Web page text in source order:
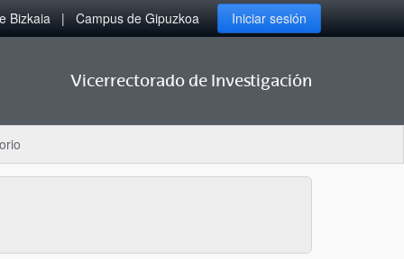
Bizkaia Campus de Gipuzkoa Iniciar sesión
Vicerrectorado de Investigación